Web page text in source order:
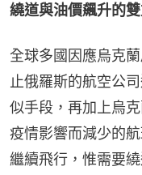
繞道與油價飆升的
全球多國因應烏克
止俄羅斯的航空公
似手段，再加上烏
疫情影響而減少的
繼續飛行，惟需要